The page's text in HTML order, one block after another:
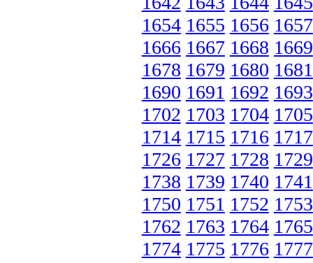
1654 1655 1656 1657
1666 1667 1668 1669
1678 1679 1680 1681
1690 1691 1692 1693
1702 1703 1704 1705
1714 1715 1716 1717
1726 1727 1728 1729
1738 1739 1740 1741
1750 1751 1752 1753
1762 1763 1764 1765
1774 1775 1776 1777